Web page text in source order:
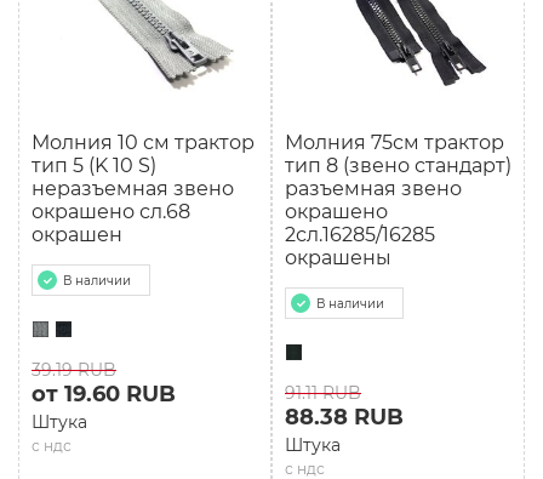
Молния 10 см трактор
тип 5 (K 10 S)
неразъемная звено
окрашено сл.68
окрашен
В наличии
39.19 RUB
с ндс
от 19.60 RUB
Штука
Молния 75см трактор
тип 8 (звено стандарт)
разъемная звено
окрашено
2сл.16285/16285
окрашены
В наличии
91.11 RUB
с ндс
88.38 RUB
Штука